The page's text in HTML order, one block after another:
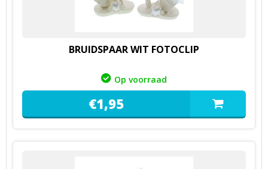
BRUIDSPAAR WIT FOTOCLIP
Op voorraad
€1,95